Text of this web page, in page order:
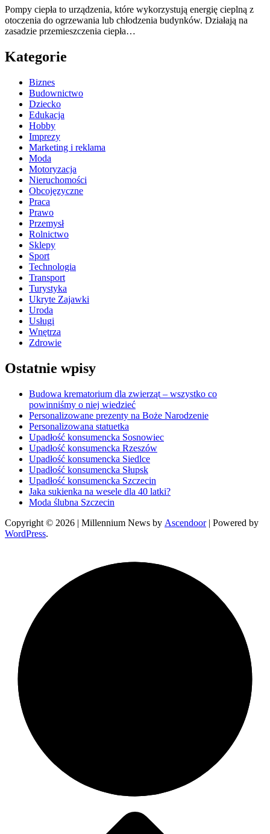
Pompy ciepła to urządzenia, które wykorzystują energię cieplną z
otoczenia do ogrzewania lub chłodzenia budynków. Działają na
zasadzie przemieszczenia ciepła…
Kategorie
Biznes
Budownictwo
Dziecko
Edukacja
Hobby
Imprezy
Marketing i reklama
Moda
Motoryzacja
Nieruchomości
Obcojęzyczne
Praca
Prawo
Przemysł
Rolnictwo
Sklepy
Sport
Technologia
Transport
Turystyka
Ukryte Zajawki
Uroda
Usługi
Wnętrza
Zdrowie
Ostatnie wpisy
Budowa krematorium dla zwierząt – wszystko co
powinniśmy o niej wiedzieć
Personalizowane prezenty na Boże Narodzenie
Personalizowana statuetka
Upadłość konsumencka Sosnowiec
Upadłość konsumencka Rzeszów
Upadłość konsumencka Siedlce
Upadłość konsumencka Słupsk
Upadłość konsumencka Szczecin
Jaka sukienka na wesele dla 40 latki?
Moda ślubna Szczecin
Copyright © 2026 | Millennium News by Ascendoor| Powered by
WordPress.